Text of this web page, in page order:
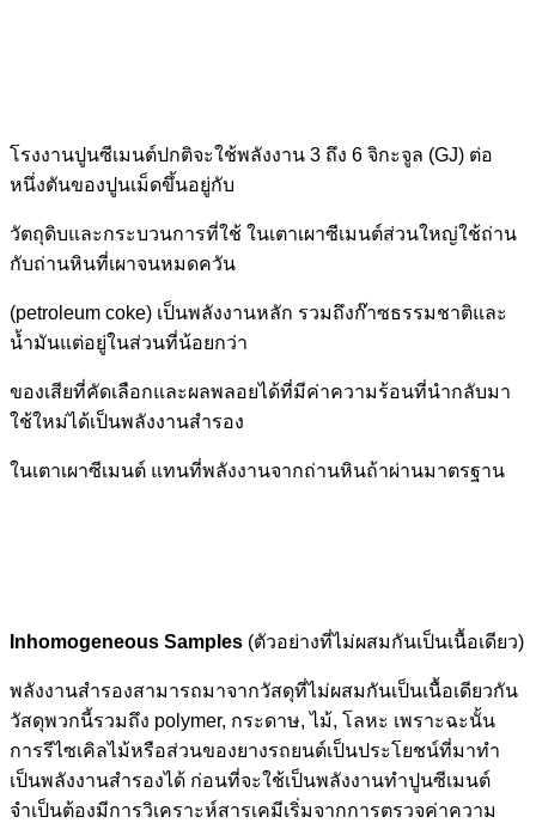
โรงงานปูนซีเมนต์ปกติจะใช้พลังงาน 3 ถึง 6 จิกะจูล (GJ) ต่อ
หนึ่งตันของปูนเม็ดขึ้นอยู่กับ
วัตถุดิบและกระบวนการที่ใช้ ในเตาเผาซีเมนต์ส่วนใหญ่ใช้ถ่าน
กับถ่านหินที่เผาจนหมดควัน
(petroleum coke) เป็นพลังงานหลัก รวมถึงก๊าซธรรมชาติและ
น้ำมันแต่อยู่ในส่วนที่น้อยกว่า
ของเสียที่คัดเลือกและผลพลอยได้ที่มีค่าความร้อนที่นำกลับมา
ใช้ใหม่ได้เป็นพลังงานสำรอง
ในเตาเผาซีเมนต์ แทนที่พลังงานจากถ่านหินถ้าผ่านมาตรฐาน
Inhomogeneous Samples (ตัวอย่างที่ไม่ผสมกันเป็นเนื้อเดียว)
พลังงานสำรองสามารถมาจากวัสดุที่ไม่ผสมกันเป็นเนื้อเดียวกัน
วัสดุพวกนี้รวมถึง polymer, กระดาษ, ไม้, โลหะ เพราะฉะนั้น
การรีไซเคิลไม้หรือส่วนของยางรถยนต์เป็นประโยชน์ที่มาทำ
เป็นพลังงานสำรองได้ ก่อนที่จะใช้เป็นพลังงานทำปูนซีเมนต์
จำเป็นต้องมีการวิเคราะห์สารเคมีเริ่มจากการตรวจค่าความ